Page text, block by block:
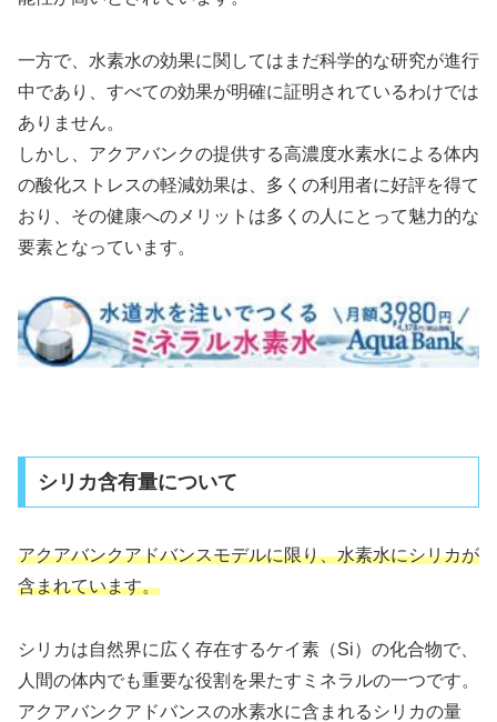
一方で、水素水の効果に関してはまだ科学的な研究が進行
中であり、すべての効果が明確に証明されているわけでは
ありません。
しかし、アクアバンクの提供する高濃度水素水による体内
の酸化ストレスの軽減効果は、多くの利用者に好評を得て
おり、その健康へのメリットは多くの人にとって魅力的な
要素となっています。
シリカ含有量について
アクアバンクアドバンスモデルに限り、水素水にシリカが
含まれています。
シリカは自然界に広く存在するケイ素（Si）の化合物で、
人間の体内でも重要な役割を果たすミネラルの一つです。
アクアバンクアドバンスの水素水に含まれるシリカの量